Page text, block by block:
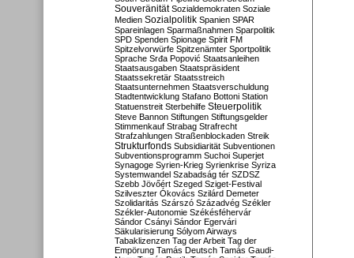
Souveränität Sozialdemokraten Soziale
Medien Sozialpolitik Spanien SPAR
Spareinlagen Sparmaßnahmen Sparpolitik
SPD Spenden Spionage Spirit FM
Spitzelvorwürfe Spitzenämter Sportpolitik
Sprache Srđa Popović Staatsanleihen
Staatsausgaben Staatspräsident
Staatssekretär Staatsstreich
Staatsunternehmen Staatsverschuldung
Stadtentwicklung Stafano Bottoni Station
Statuenstreit Sterbehilfe Steuerpolitik
Steve Bannon Stiftungen Stiftungsgelder
Stimmenkauf Strabag Strafrecht
Strafzahlungen Straßenblockaden Streik
Strukturfonds Subsidiarität Subventionen
Subventionsprogramm Suchoi Superjet
Synagoge Syrien-Krieg Syrienkrise Syriza
Systemwandel Szabadság tér SZDSZ
Szebb Jövőért Szeged Sziget-Festival
Szilveszter Ókovács Szilárd Demeter
Szolidaritás Szárszó Századvég Székler
Székler-Autonomie Székésféhervár
Sándor Csányi Sándor Egervári
Säkularisierung Sólyom Airways
Tabaklizenzen Tag der Arbeit Tag der
Empörung Tamás Deutsch Tamás Gaudi-